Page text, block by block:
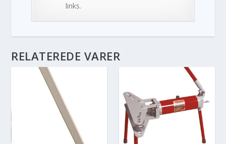
links.
RELATEREDE VARER